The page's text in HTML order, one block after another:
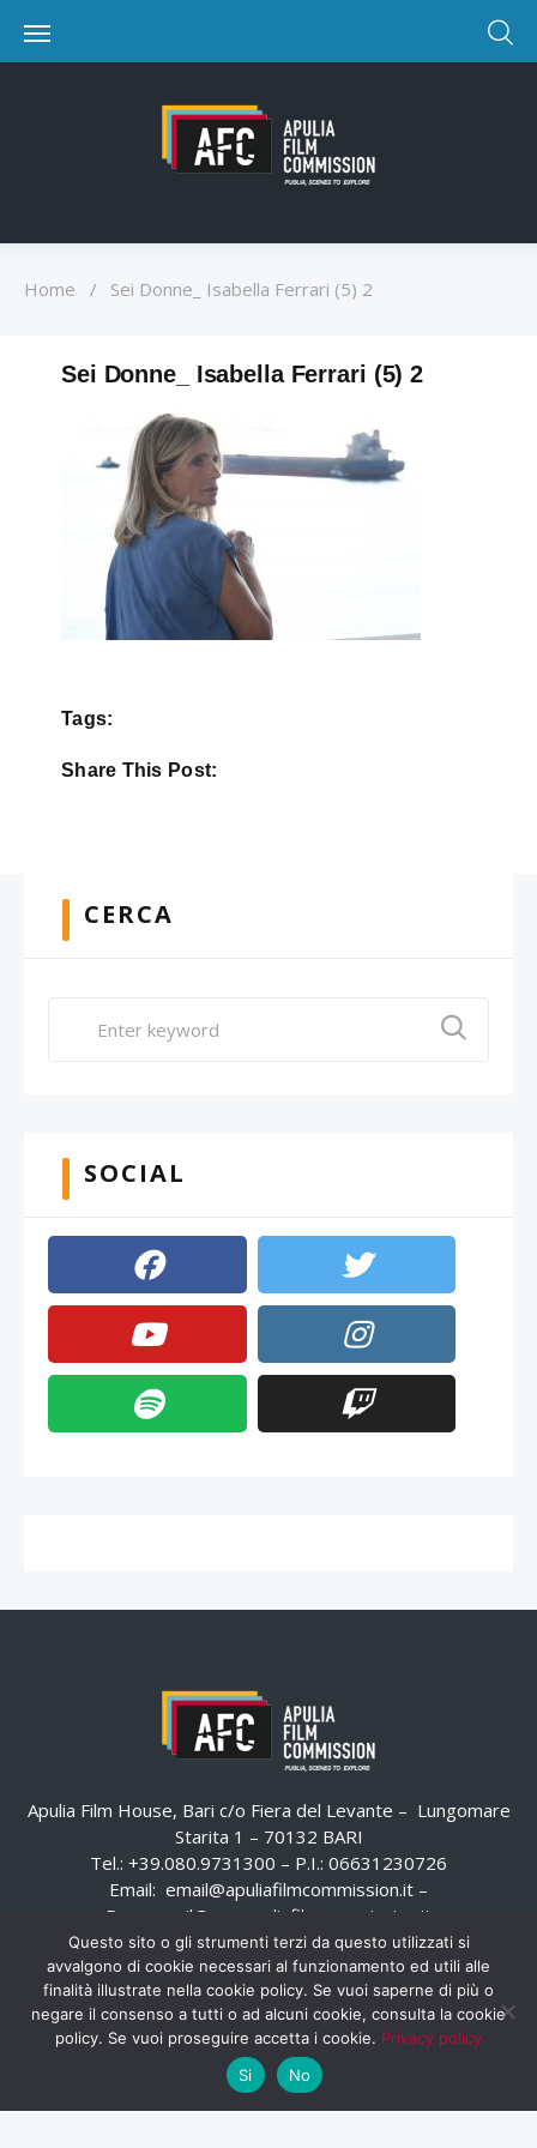
Home / Sei Donne_ Isabella Ferrari (5) 2
Sei Donne_ Isabella Ferrari (5) 2
Tags:
Share This Post:
CERCA
SOCIAL
Apulia Film House, Bari c/o Fiera del Levante – Lungomare
Starita 1 – 70132 BARI
Tel.: +39.080.9731300 – P.I.: 06631230726
Email: email@apuliafilmcommission.it –
Pec:
email@pec.apuliafilmcommission.it
Questo sito o gli strumenti terzi da questo utilizzati si
avvalgono di cookie necessari al funzionamento ed utili alle
finalità illustrate nella cookie policy. Se vuoi saperne di più o
negare il consenso a tutti o ad alcuni cookie, consulta la cookie
policy. Se vuoi proseguire accetta i cookie. Privacy policy
Si
No